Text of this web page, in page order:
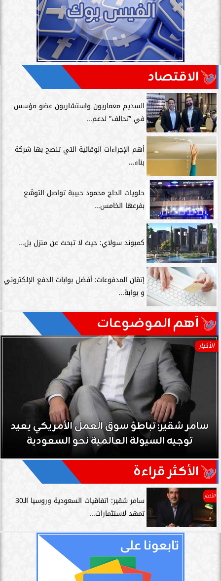
الاقتصاد
السديم معماريون واستشاريون عضو مؤسس
في ”تحالف” لدعم...
أهم الإجراءات الوقائية التي تنصح بها شركة
بناء...
حلويات الحاج محمود حبيبة تواصل التوسُّع
بفرعها الخامس...
كمبوند سولاي: حيث لا تبحث عن منزل بل...
إتقان المدفوعات: أفضل بوابات الدفع الإلكتروني
و بوابة...
آهم الموضوعات
الأخبار
سامر شقير: تباطؤ سوق العمل الأمريكي يعيد
توجيه السيولة العالمية نحو السعودية
الأكثر قراءة
الأخبار
سامر شقير: اتفاقيات السعودية وروسيا الـ30
تمهد لاستثمارات...